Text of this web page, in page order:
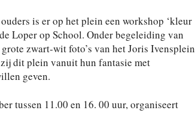
is er op het plein een workshop ‘kleur
Loper op School. Onder begeleiding van
zwart-wit foto’s van het Joris Ivensplein
dit plein vanuit hun fantasie met
geven.
tussen 11.00 en 16. 00 uur, organiseert